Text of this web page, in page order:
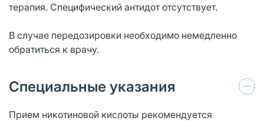
терапия. Специфический антидот отсутствует.
В случае передозировки необходимо немедленно
обратиться к врачу.
Специальные указания
Прием никотиновой кислоты рекомендуется